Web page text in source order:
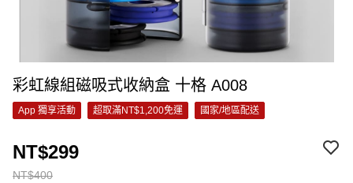
彩虹線組磁吸式收納盒 十格 A008
App 獨享活動 超取滿NT$1,200免運 國家/地區配送
NT$400
NT$299